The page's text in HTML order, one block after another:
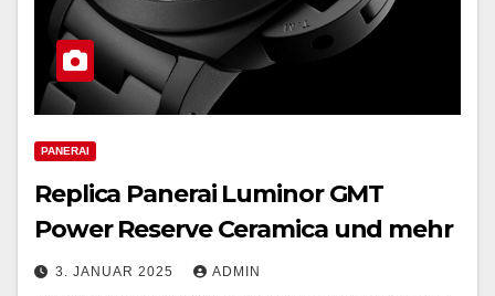
PANERAI
Replica Panerai Luminor GMT
Power Reserve Ceramica und mehr
3. JANUAR 2025 ADMIN